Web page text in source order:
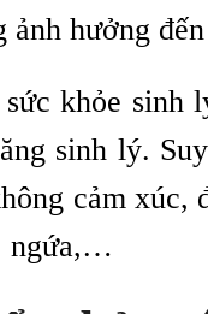
hưởng
sức khỏe
sinh lý.
cảm
ngứa,…